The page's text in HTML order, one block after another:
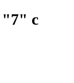
"7" с